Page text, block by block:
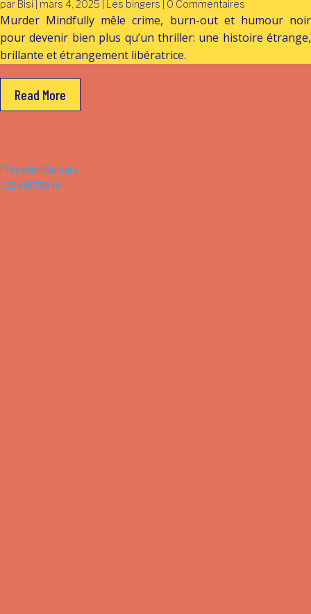
par Bisi mars 4, 2025 Les bingers | 0 Commentaires
Murder Mindfully mêle crime, burn-out et humour noir
pour devenir bien plus qu’un thriller: une histoire étrange,
brillante et étrangement libératrice.
Read More
PrécédentSuivant
1 2345678910